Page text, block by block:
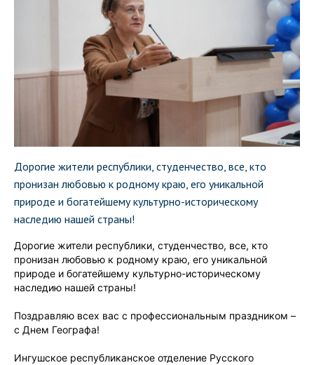
Дорогие жители республики, студенчество, все, кто
пронизан любовью к родному краю, его уникальной
природе и богатейшему культурно-историческому
наследию нашей страны!
Дорогие жители республики, студенчество, все, кто
пронизан любовью к родному краю, его уникальной
природе и богатейшему культурно-историческому
наследию нашей страны!
Поздравляю всех вас с профессиональным праздником –
с Днем Географа!
Ингушское республиканское отделение Русского